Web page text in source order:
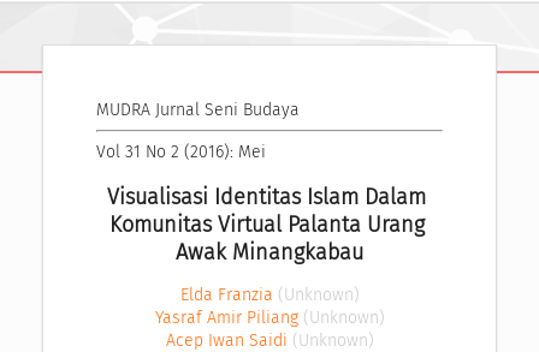
MUDRA Jurnal Seni Budaya
Vol 31 No 2 (2016): Mei
Visualisasi Identitas Islam Dalam
Komunitas Virtual Palanta Urang
Awak Minangkabau
Elda Franzia (Unknown)
Yasraf Amir Piliang (Unknown)
Acep Iwan Saidi (Unknown)